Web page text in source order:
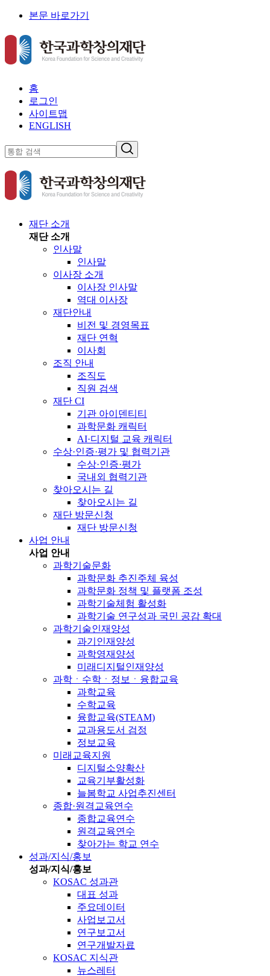
본문 바로가기
홈
로그인
사이트맵
ENGLISH
재단 소개
재단 소개
인사말
인사말
이사장 소개
이사장 인사말
역대 이사장
재단안내
비전 및 경영목표
재단 연혁
이사회
조직 안내
조직도
직원 검색
재단 CI
기관 아이덴티티
과학문화 캐릭터
AI·디지털 교육 캐릭터
수상·인증·평가 및 협력기관
수상·인증·평가
국내외 협력기관
찾아오시는 길
찾아오시는 길
재단 방문신청
재단 방문신청
사업 안내
사업 안내
과학기술문화
과학문화 추진주체 육성
과학문화 정책 및 플랫폼 조성
과학기술체험 활성화
과학기술 연구성과 국민 공감 확대
과학기술인재양성
과기인재양성
과학영재양성
미래디지털인재양성
과학ㆍ수학ㆍ정보ㆍ융합교육
과학교육
수학교육
융합교육(STEAM)
교과용도서 검정
정보교육
미래교육지원
디지털소양확산
교육기부활성화
늘봄학교 사업추진센터
종합·원격교육연수
종합교육연수
원격교육연수
찾아가는 학교 연수
성과/지식/홍보
성과/지식/홍보
KOSAC 성과관
대표 성과
주요데이터
사업보고서
연구보고서
연구개발자료
KOSAC 지식관
뉴스레터